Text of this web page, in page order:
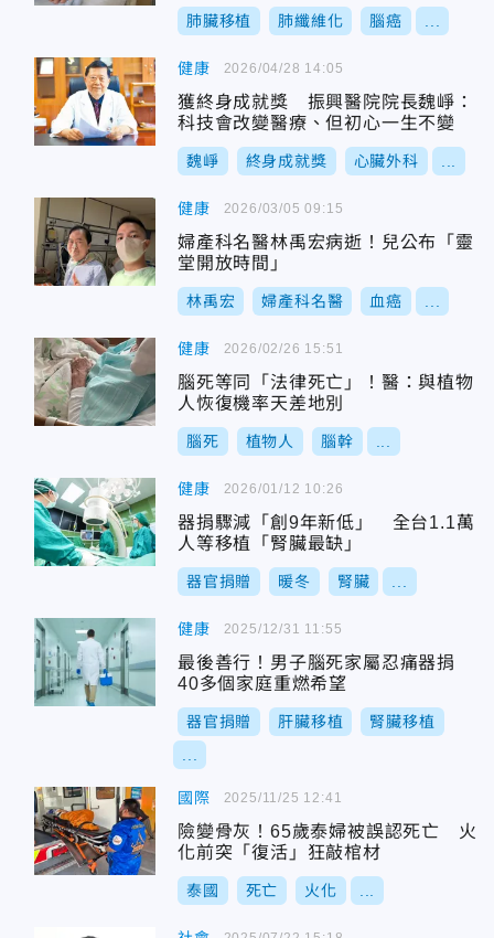
肺臟移植 肺纖維化 腦癌
健康
獲終身成就獎 振興醫院院長魏崢：
科技會改變醫療、但初心一生不變
魏崢 終身成就獎 心臟外科
2026/04/28 14:05
健康
婦產科名醫林禹宏病逝！兒公布「靈
堂開放時間」
林禹宏 婦產科名醫 血癌
2026/03/05 09:15
健康
腦死等同「法律死亡」！醫：與植物
人恢復機率天差地別
腦死 植物人 腦幹
2026/02/26 15:51
健康
器捐驟減「創9年新低」 全台1.1萬
人等移植「腎臟最缺」
器官捐贈 暖冬 腎臟
2026/01/12 10:26
健康
最後善行！男子腦死家屬忍痛器捐
40多個家庭重燃希望
器官捐贈 肝臟移植 腎臟移植
2025/12/31 11:55
國際
險變骨灰！65歲泰婦被誤認死亡 火
化前突「復活」狂敲棺材
泰國 死亡 火化
2025/11/25 12:41